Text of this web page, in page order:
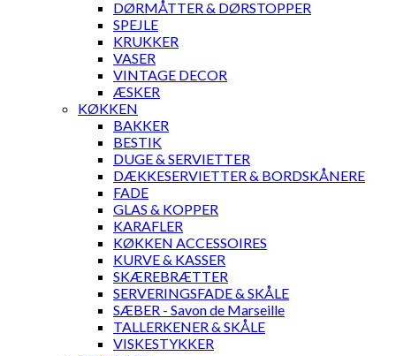
DØRMÅTTER & DØRSTOPPER
SPEJLE
KRUKKER
VASER
VINTAGE DECOR
ÆSKER
KØKKEN
BAKKER
BESTIK
DUGE & SERVIETTER
DÆKKESERVIETTER & BORDSKÅNERE
FADE
GLAS & KOPPER
KARAFLER
KØKKEN ACCESSOIRES
KURVE & KASSER
SKÆREBRÆTTER
SERVERINGSFADE & SKÅLE
SÆBER - Savon de Marseille
TALLERKENER & SKÅLE
VISKESTYKKER